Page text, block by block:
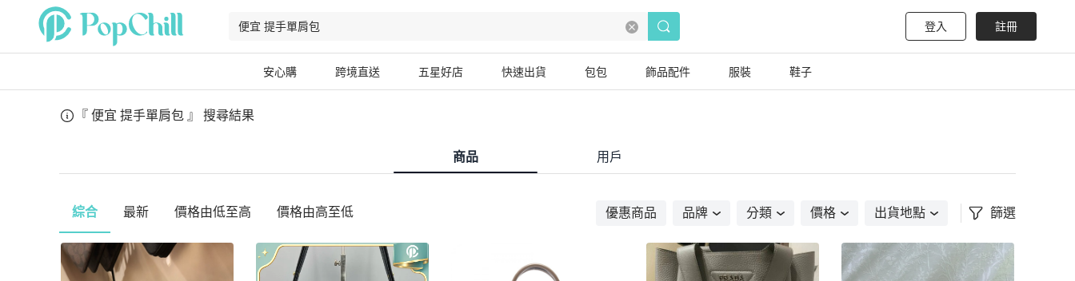
登入 註冊
安心購 跨境直送 五星好店 快速出貨 包包 飾品配件 服裝 鞋子
『 便宜 提手單肩包 』 搜尋結果
商品 用戶
綜合 最新 價格由低至高 價格由高至低 優惠商品 品牌 分類 價格 出貨地點 篩選